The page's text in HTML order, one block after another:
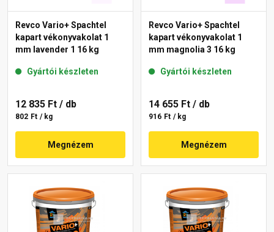
Revco Vario+ Spachtel
kapart vékonyvakolat 1
mm lavender 1 16 kg
Gyártói készleten
12 835 Ft / db
802 Ft / kg
Megnézem
Revco Vario+ Spachtel
kapart vékonyvakolat 1
mm magnolia 3 16 kg
Gyártói készleten
14 655 Ft / db
916 Ft / kg
Megnézem